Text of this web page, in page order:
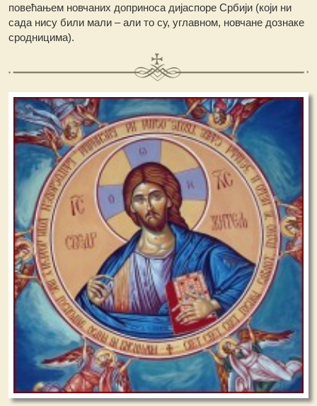
повећањем новчаних доприноса дијаспоре Србији (који ни
сада нису били мали – али то су, углавном, новчане дознаке
сродницима).